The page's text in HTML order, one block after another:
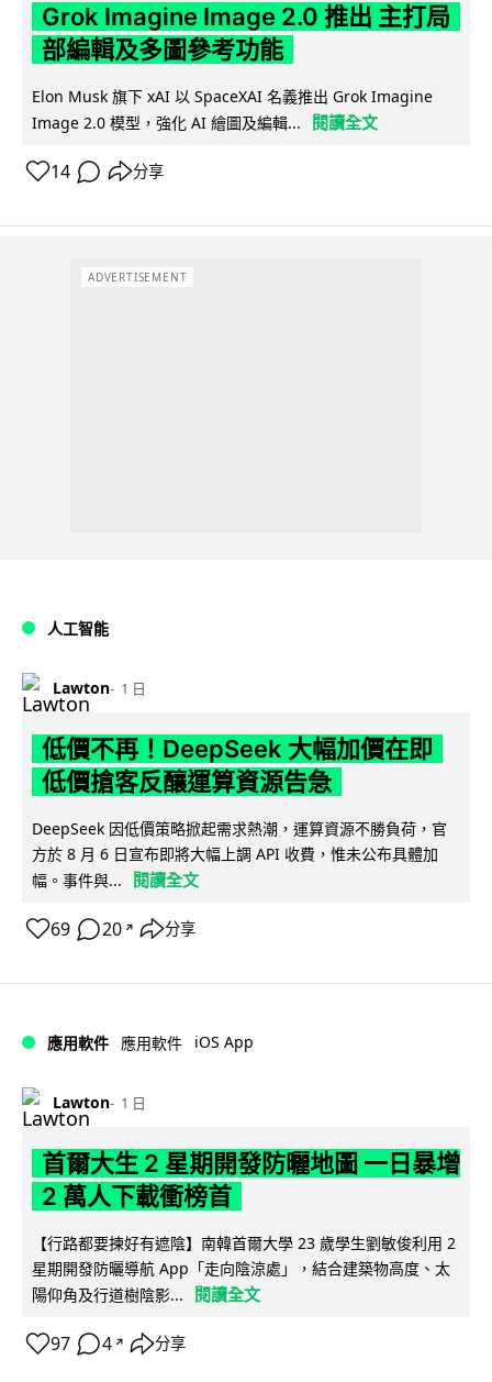
Grok Imagine Image 2.0 推出 主打局
部編輯及多圖參考功能
Elon Musk 旗下 xAI 以 SpaceXAI 名義推出 Grok Imagine
Image 2.0 模型，強化 AI 繪圖及編輯...
閱讀全文
14 分享
ADVERTISEMENT
人工智能
Lawton 1 日
低價不再！DeepSeek 大幅加價在即
低價搶客反釀運算資源告急
DeepSeek 因低價策略掀起需求熱潮，運算資源不勝負荷，官
方於 8 月 6 日宣布即將大幅上調 API 收費，惟未公布具體加
幅。事件與...
閱讀全文
69 20 ↗ 分享
應用軟件 應用軟件 iOS App
Lawton 1 日
首爾大生 2 星期開發防曬地圖 一日暴增
2 萬人下載衝榜首
【行路都要揀好有遮陰】南韓首爾大學 23 歲學生劉敏俊利用 2
星期開發防曬導航 App「走向陰涼處」，結合建築物高度、太
陽仰角及行道樹陰影...
閱讀全文
97 4 ↗ 分享